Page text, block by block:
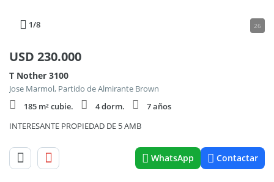
1/8 26
USD 230.000
T Nother 3100
Jose Marmol, Partido de Almirante Brown
185 m² cubie.
4 dorm.
7 años
INTERESANTE PROPIEDAD DE 5 AMB
WhatsApp Contactar